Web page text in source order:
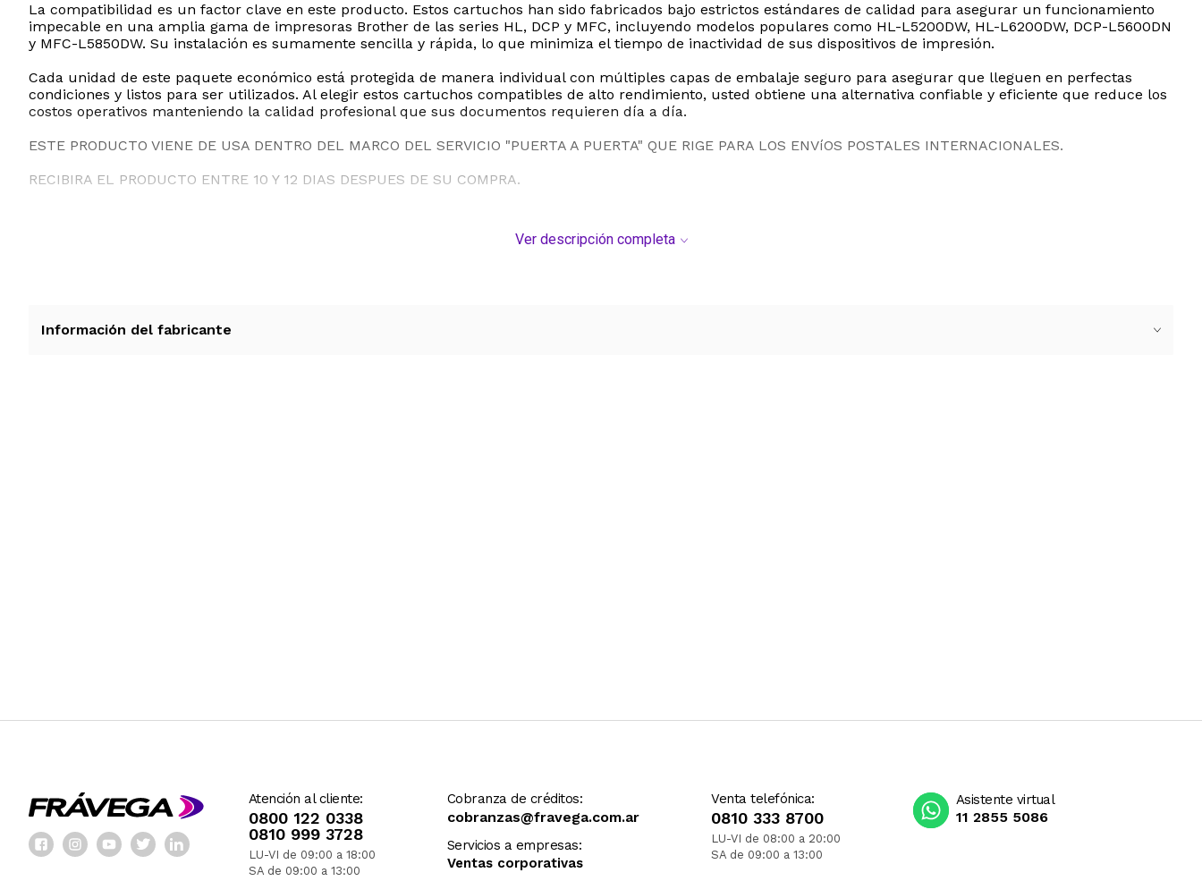
La compatibilidad es un factor clave en este producto. Estos cartuchos han sido fabricados bajo estrictos estándares de calidad para asegurar un funcionamiento
impecable en una amplia gama de impresoras Brother de las series HL, DCP y MFC, incluyendo modelos populares como HL-L5200DW, HL-L6200DW, DCP-L5600DN
y MFC-L5850DW. Su instalación es sumamente sencilla y rápida, lo que minimiza el tiempo de inactividad de sus dispositivos de impresión.
Cada unidad de este paquete económico está protegida de manera individual con múltiples capas de embalaje seguro para asegurar que lleguen en perfectas
condiciones y listos para ser utilizados. Al elegir estos cartuchos compatibles de alto rendimiento, usted obtiene una alternativa confiable y eficiente que reduce los
costos operativos manteniendo la calidad profesional que sus documentos requieren día a día.
ESTE PRODUCTO VIENE DE USA DENTRO DEL MARCO DEL SERVICIO "PUERTA A PUERTA" QUE RIGE PARA LOS ENVíOS POSTALES INTERNACIONALES.
RECIBIRA EL PRODUCTO ENTRE 10 Y 12 DIAS DESPUES DE SU COMPRA.
Ver descripción completa
Información del fabricante
Atención al cliente:
0800 122 0338
0810 999 3728
LU-VI de 09:00 a 18:00
SA de 09:00 a 13:00
Cobranza de créditos:
cobranzas@fravega.com.ar
Servicios a empresas:
Ventas corporativas
Venta telefónica:
0810 333 8700
LU-VI de 08:00 a 20:00
SA de 09:00 a 13:00
Asistente virtual
11 2855 5086